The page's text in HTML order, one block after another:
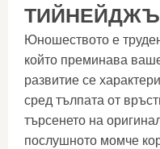
Юношеството е
който преминава
развитие се
сред тълпата от
търсенето на
послушното момче